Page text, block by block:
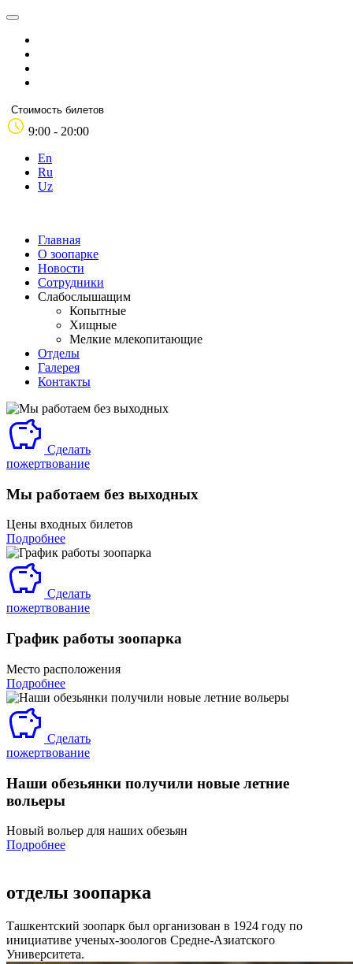
Стоимость билетов
9:00 - 20:00
En
Ru
Uz
Главная
О зоопарке
Новости
Сотрудники
Слабослышащим
Копытные
Хищные
Мелкие млекопитающие
Отделы
Галерея
Контакты
Сделать
пожертвование
Мы работаем без выходных
Цены входных билетов
Подробнее
Сделать
пожертвование
График работы зоопарка
Место расположения
Подробнее
Сделать
пожертвование
Наши обезьянки получили новые летние
вольеры
Новый вольер для наших обезьян
Подробнее
отделы зоопарка
Ташкентский зоопарк был организован в 1924 году по
инициативе ученых-зоологов Средне-Азиатского
Университета.